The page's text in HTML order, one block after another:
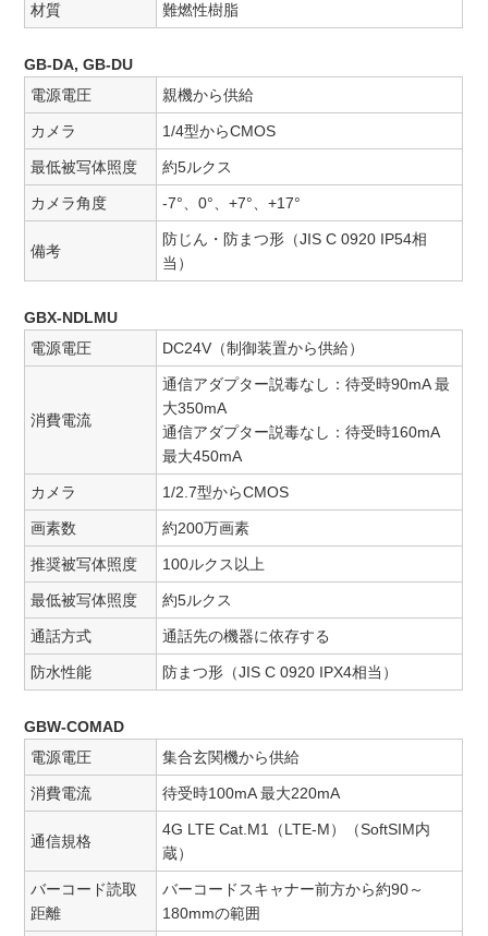
材質 難燃性樹脂
GB-DA, GB-DU
電源電圧
親機から供給
カメラ 1/4型からCMOS
最低被写体照度 約5ルクス
カメラ角度 -7°、0°、+7°、+17°
備考
防じん・防まつ形（JIS C 0920 IP54相
当）
GBX-NDLMU
電源電圧
DC24V（制御装置から供給）
消費電流
通信アダプター説毒なし：待受時90mA 最
大350mA
通信アダプター説毒なし：待受時160mA
最大450mA
カメラ 1/2.7型からCMOS
画素数 約200万画素
推奨被写体照度 100ルクス以上
最低被写体照度 約5ルクス
通話方式 通話先の機器に依存する
防水性能 防まつ形（JIS C 0920 IPX4相当）
GBW-COMAD
電源電圧
集合玄関機から供給
消費電流 待受時100mA 最大220mA
通信規格
4G LTE Cat.M1（LTE-M）（SoftSIM内
蔵）
バーコード読取
距離
バーコードスキャナー前方から約90～
180mmの範囲